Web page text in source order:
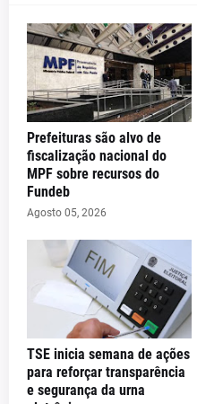
Prefeituras são alvo de
fiscalização nacional do
MPF sobre recursos do
Fundeb
Agosto 05, 2026
TSE inicia semana de ações
para reforçar transparência
e segurança da urna